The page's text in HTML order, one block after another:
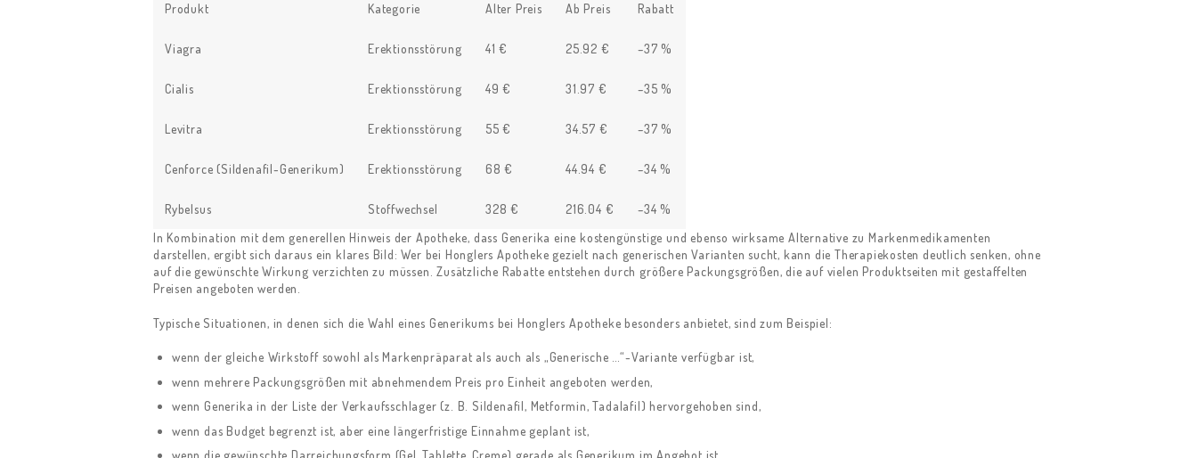
CONTACT US
Produkt Kategorie Alter Preis Ab Preis Rabatt
Viagra Erektionsstörung 41 € 25.92 € –37 %
Cialis Erektionsstörung 49 € 31.97 € –35 %
Levitra Erektionsstörung 55 € 34.57 € –37 %
Cenforce (Sildenafil-Generikum) Erektionsstörung 68 € 44.94 € –34 %
Rybelsus Stoffwechsel 328 € 216.04 €
–34 %
In Kombination mit dem generellen Hinweis der Apotheke, dass Generika eine kostengünstige und ebenso wirksame Alternative zu Markenmedikamenten
darstellen, ergibt sich daraus ein klares Bild: Wer bei Honglers Apotheke gezielt nach generischen Varianten sucht, kann die Therapiekosten deutlich senken, ohne
auf die gewünschte Wirkung verzichten zu müssen. Zusätzliche Rabatte entstehen durch größere Packungsgrößen, die auf vielen Produktseiten mit gestaffelten
Preisen angeboten werden.
Typische Situationen, in denen sich die Wahl eines Generikums bei Honglers Apotheke besonders anbietet, sind zum Beispiel:
wenn der gleiche Wirkstoff sowohl als Markenpräparat als auch als „Generische …“-Variante verfügbar ist,
wenn mehrere Packungsgrößen mit abnehmendem Preis pro Einheit angeboten werden,
wenn Generika in der Liste der Verkaufsschlager (z. B. Sildenafil, Metformin, Tadalafil) hervorgehoben sind,
wenn das Budget begrenzt ist, aber eine längerfristige Einnahme geplant ist,
wenn die gewünschte Darreichungsform (Gel, Tablette, Creme) gerade als Generikum im Angebot ist.